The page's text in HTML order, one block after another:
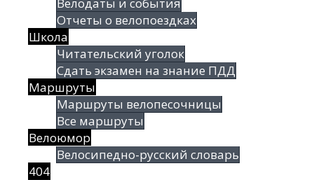
Отчеты о велопоездках
Школа
Читательский уголок
Сдать экзамен на знание ПДД
Маршруты
Маршруты велопесочницы
Все маршруты
Велоюмор
Велосипедно-русский словарь
404